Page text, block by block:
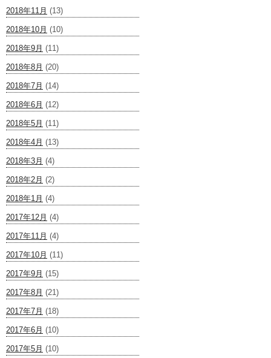
2018年11月 (13)
2018年10月 (10)
2018年9月 (11)
2018年8月 (20)
2018年7月 (14)
2018年6月 (12)
2018年5月 (11)
2018年4月 (13)
2018年3月 (4)
2018年2月 (2)
2018年1月 (4)
2017年12月 (4)
2017年11月 (4)
2017年10月 (11)
2017年9月 (15)
2017年8月 (21)
2017年7月 (18)
2017年6月 (10)
2017年5月 (10)